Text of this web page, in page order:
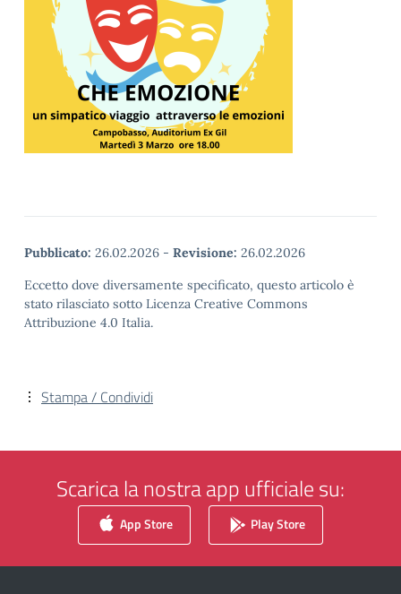
Pubblicato: 26.02.2026 - Revisione: 26.02.2026
Eccetto dove diversamente specificato, questo articolo è
stato rilasciato sotto Licenza Creative Commons
Attribuzione 4.0 Italia.
Stampa / Condividi
Scarica la nostra app ufficiale su:
App Store Play Store